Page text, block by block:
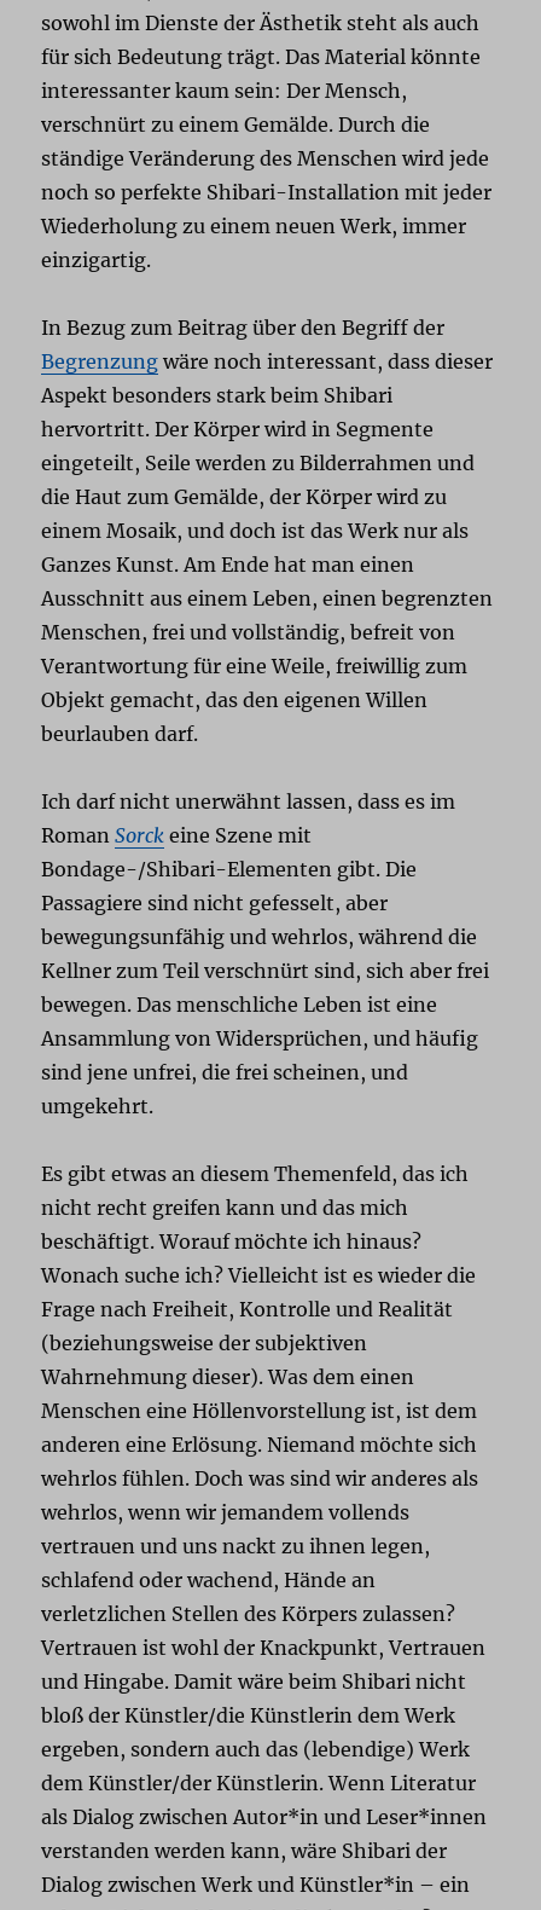
sowohl im Dienste der Ästhetik steht als auch
für sich Bedeutung trägt. Das Material könnte
interessanter kaum sein: Der Mensch,
verschnürt zu einem Gemälde. Durch die
ständige Veränderung des Menschen wird jede
noch so perfekte Shibari-Installation mit jeder
Wiederholung zu einem neuen Werk, immer
einzigartig.
In Bezug zum Beitrag über den Begriff der
Begrenzung wäre noch interessant, dass dieser
Aspekt besonders stark beim Shibari
hervortritt. Der Körper wird in Segmente
eingeteilt, Seile werden zu Bilderrahmen und
die Haut zum Gemälde, der Körper wird zu
einem Mosaik, und doch ist das Werk nur als
Ganzes Kunst. Am Ende hat man einen
Ausschnitt aus einem Leben, einen begrenzten
Menschen, frei und vollständig, befreit von
Verantwortung für eine Weile, freiwillig zum
Objekt gemacht, das den eigenen Willen
beurlauben darf.
Ich darf nicht unerwähnt lassen, dass es im
RomanSorck eine Szene mit
Bondage-/Shibari-Elementen gibt. Die
Passagiere sind nicht gefesselt, aber
bewegungsunfähig und wehrlos, während die
Kellner zum Teil verschnürt sind, sich aber frei
bewegen. Das menschliche Leben ist eine
Ansammlung von Widersprüchen, und häufig
sind jene unfrei, die frei scheinen, und
umgekehrt.
Es gibt etwas an diesem Themenfeld, das ich
nicht recht greifen kann und das mich
beschäftigt. Worauf möchte ich hinaus?
Wonach suche ich? Vielleicht ist es wieder die
Frage nach Freiheit, Kontrolle und Realität
(beziehungsweise der subjektiven
Wahrnehmung dieser). Was dem einen
Menschen eine Höllenvorstellung ist, ist dem
anderen eine Erlösung. Niemand möchte sich
wehrlos fühlen. Doch was sind wir anderes als
wehrlos, wenn wir jemandem vollends
vertrauen und uns nackt zu ihnen legen,
schlafend oder wachend, Hände an
verletzlichen Stellen des Körpers zulassen?
Vertrauen ist wohl der Knackpunkt, Vertrauen
und Hingabe. Damit wäre beim Shibari nicht
bloß der Künstler/die Künstlerin dem Werk
ergeben, sondern auch das (lebendige) Werk
dem Künstler/der Künstlerin. Wenn Literatur
als Dialog zwischen Autor*in und Leser*innen
verstanden werden kann, wäre Shibari der
Dialog zwischen Werk und Künstler*in – ein